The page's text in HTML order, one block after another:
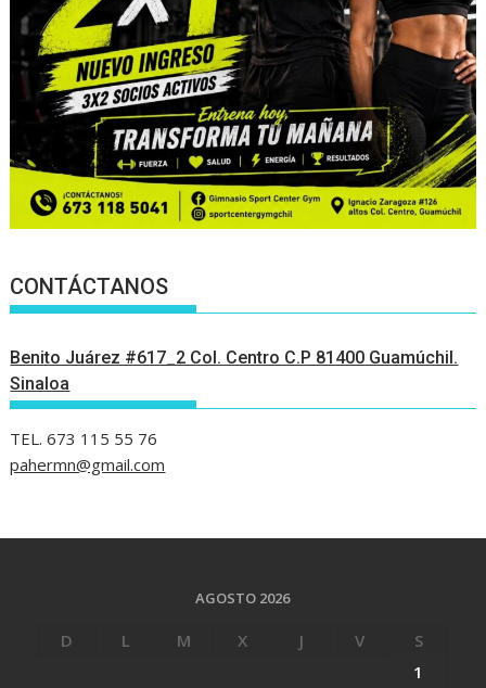
CONTÁCTANOS
Benito Juárez #617_2 Col. Centro C.P 81400 Guamúchil.
Sinaloa
TEL. 673 115 55 76
pahermn@gmail.com
AGOSTO 2026
D L M X J V
S
1